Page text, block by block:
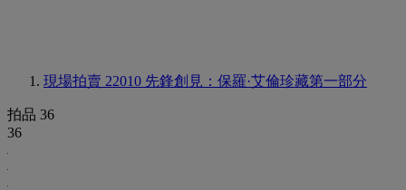
現場拍賣 22010 先鋒創見：保羅·艾倫珍藏第一部分
拍品 36
36